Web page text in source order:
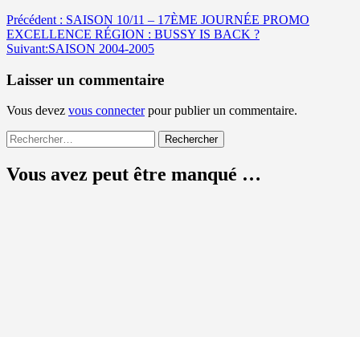
Navigation
d’article
Précédent : SAISON 10/11 – 17ÈME JOURNÉE PROMO
EXCELLENCE RÉGION : BUSSY IS BACK ?
Suivant:SAISON 2004-2005
Laisser un commentaire
Vous devez vous connecterpour publier un commentaire.
Rechercher :
Vous avez peut être manqué …